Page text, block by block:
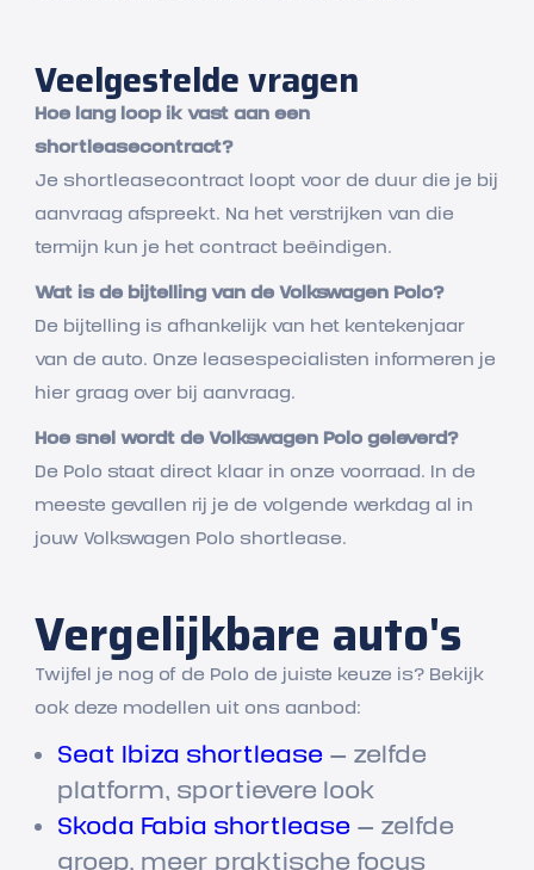
Veelgestelde vragen
Hoe lang loop ik vast aan een
shortleasecontract?
Je shortleasecontract loopt voor de duur die je bij
aanvraag afspreekt. Na het verstrijken van die
termijn kun je het contract beëindigen.
Wat is de bijtelling van de Volkswagen Polo?
De bijtelling is afhankelijk van het kentekenjaar
van de auto. Onze leasespecialisten informeren je
hier graag over bij aanvraag.
Hoe snel wordt de Volkswagen Polo geleverd?
De Polo staat direct klaar in onze voorraad. In de
meeste gevallen rij je de volgende werkdag al in
jouw Volkswagen Polo shortlease.
Vergelijkbare auto's
Twijfel je nog of de Polo de juiste keuze is? Bekijk
ook deze modellen uit ons aanbod:
Seat Ibiza shortlease — zelfde
platform, sportievere look
Skoda Fabia shortlease — zelfde
groep, meer praktische focus